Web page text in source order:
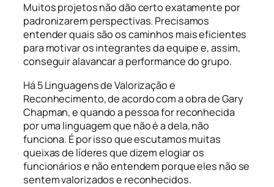
Muitos projetos não dão certo exatamente por
padronizarem perspectivas. Precisamos
entender quais são os caminhos mais eficientes
para motivar os integrantes da equipe e, assim,
conseguir alavancar a performance do grupo.
Há 5 Linguagens de Valorização e
Reconhecimento, de acordo com a obra de Gary
Chapman, e quando a pessoa for reconhecida
por uma linguagem que não é a dela, não
funciona. É por isso que escutamos muitas
queixas de líderes que dizem elogiar os
funcionários e não entendem porque eles não se
sentem valorizados e reconhecidos.